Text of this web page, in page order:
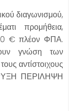
διαγωνισμού,
προμήθεια,
€ πλέον ΦΠΑ.
γνώση των
αντίστοιχους
ΠΕΡΙΛΗΨΗ